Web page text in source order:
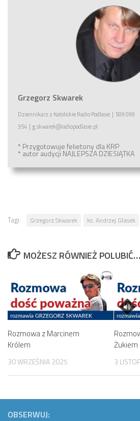
Grzegorz Skwarek
Dziennikarz z Katolickie Radio Podlasie | 509 099
354 | g.skwarek@radiopodlasie.pl
* Przygotowuje felietony dla KRP
* autor audycji NAJLEPSZA DZIESIĄTKA
Tagi: Grzegorz Skwarek ks. Andrzej Głasek
MOŻESZ RÓWNIEŻ POLUBIĆ…
Rozmowa z Marcinem
Królem
30 WRZEŚNIA 2025
Żukiem
3
OBSERWUJ: